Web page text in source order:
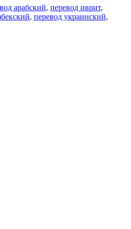
арабский, перевод иврит,
, перевод украинский,